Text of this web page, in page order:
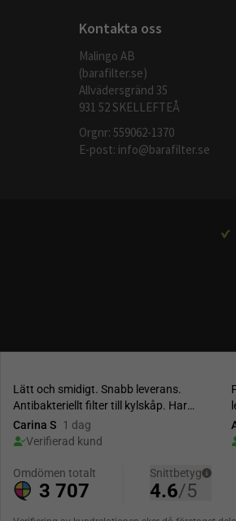
Kontakta oss
Malingo AB
(barafilter.se)
Allvädersgränd 35
931 52 SKELLEFTEÅ
Orgnr: 559062-1370
E-post: info@barafilter.se